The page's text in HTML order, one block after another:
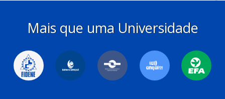
Mais que uma Universidade